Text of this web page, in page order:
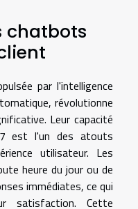
chatbots
par l'intelligence
révolutionne
Leur capacité
est l'un des atouts
utilisateur. Les
heure du jour ou de
immédiates, ce qui
satisfaction. Cette